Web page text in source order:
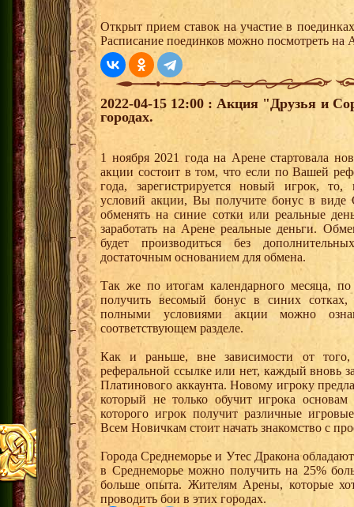
Открыт прием ставок на участие в
Расписание поединков можно посмотреть на
2022-04-15 12:00 : Акция "Друзья и
городах.
1 ноября 2021 года на Арене стартовала
акции состоит в том, что если по Вашей
года, зарегистрируется новый игрок,
условий акции, Вы получите бонус в
обменять на синие сотки или реальные
заработать на Арене реальные деньги.
будет производиться без
достаточным основанием для обмена.
Так же по итогам календарного месяца,
получить весомый бонус в синих
полными условиями акции можно
соответствующем разделе.
Как и раньше, вне зависимости от того,
реферальной ссылке или нет, каждый вновь
Платинового аккаунта. Новому игроку
который не только обучит игрока
которого игрок получит различные
Всем Новичкам стоит начать знакомство с
Города Среднеморье и Утес Дракона
в Среднеморье можно получить на 25%
больше опыта. Жителям Арены, которые
проводить бои в этих городах.